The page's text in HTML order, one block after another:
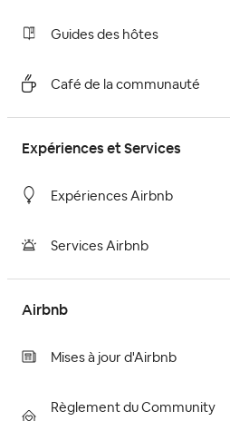
Guides des hôtes
Café de la communauté
Expériences et Services
Expériences Airbnb
Services Airbnb
Airbnb
Mises à jour d'Airbnb
Règlement du Community